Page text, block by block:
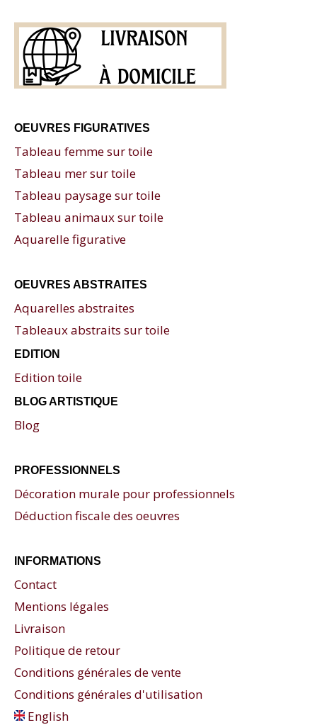
OEUVRES FIGURATIVES
Tableau femme sur toile
Tableau mer sur toile
Tableau paysage sur toile
Tableau animaux sur toile
Aquarelle figurative
OEUVRES ABSTRAITES
Aquarelles abstraites
Tableaux abstraits sur toile
EDITION
Edition toile
BLOG ARTISTIQUE
Blog
PROFESSIONNELS
Décoration murale pour professionnels
Déduction fiscale des oeuvres
INFORMATIONS
Contact
Mentions légales
Livraison
Politique de retour
Conditions générales de vente
Conditions générales d'utilisation
English